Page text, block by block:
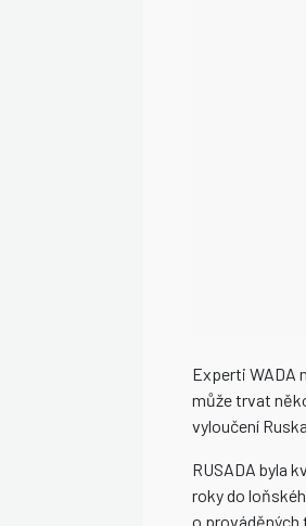
Experti WADA
může trvat
vyloučení
RUSADA byla
roky do
o prováděných